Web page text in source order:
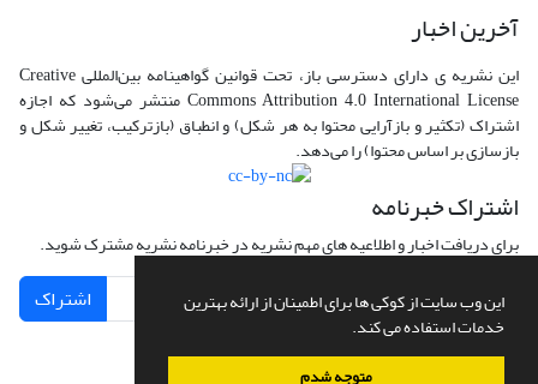
این وب سایت از کوکی ها برای اطمینان از ارائه بهترین
خدمات استفاده می کند.
متوجه شدم
آخرین اخبار
این نشریه ی دارای دسترسی باز، تحت قوانین گواهینامه بین‌المللی Creative
Commons Attribution 4.0 International License منتشر می‌شود که اجازه
اشتراک (تکثیر و بازآرایی محتوا به هر شکل) و انطباق (بازترکیب، تغییر شکل و
بازسازی بر اساس محتوا) را می‌دهد.
اشتراک خبرنامه
برای دریافت اخبار و اطلاعیه های مهم نشریه در خبرنامه نشریه مشترک شوید.
اشتراک